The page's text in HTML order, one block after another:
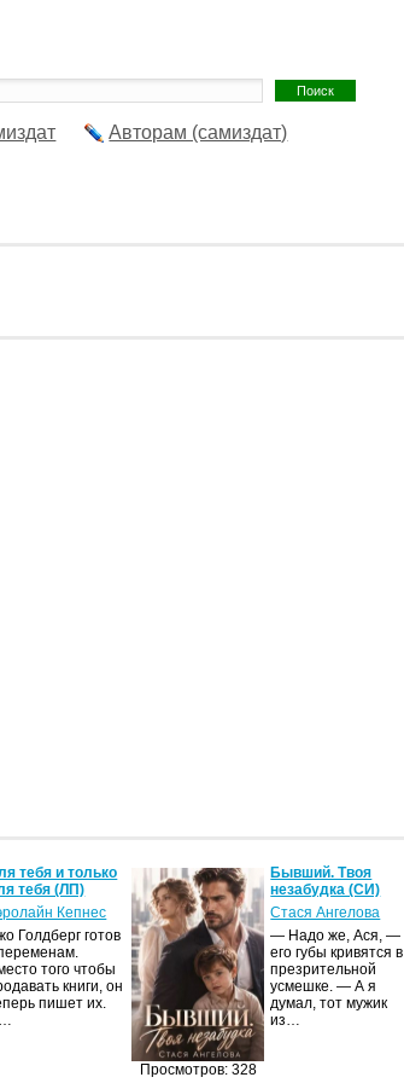
Авторам (самиздат)
тебя и только
тебя (ЛП)
Кепнес
Голдберг готов
того чтобы
книги, он
пишет их.
Просмотров: 328
Бывший. Твоя
незабудка (СИ)
Стася Ангелова
— Надо же, Ася, —
его губы кривятся в
презрительной
усмешке. — А я
думал, тот мужик
из…